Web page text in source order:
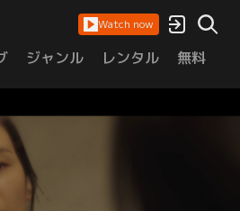
Watch now
ジャンル レンタル 無料